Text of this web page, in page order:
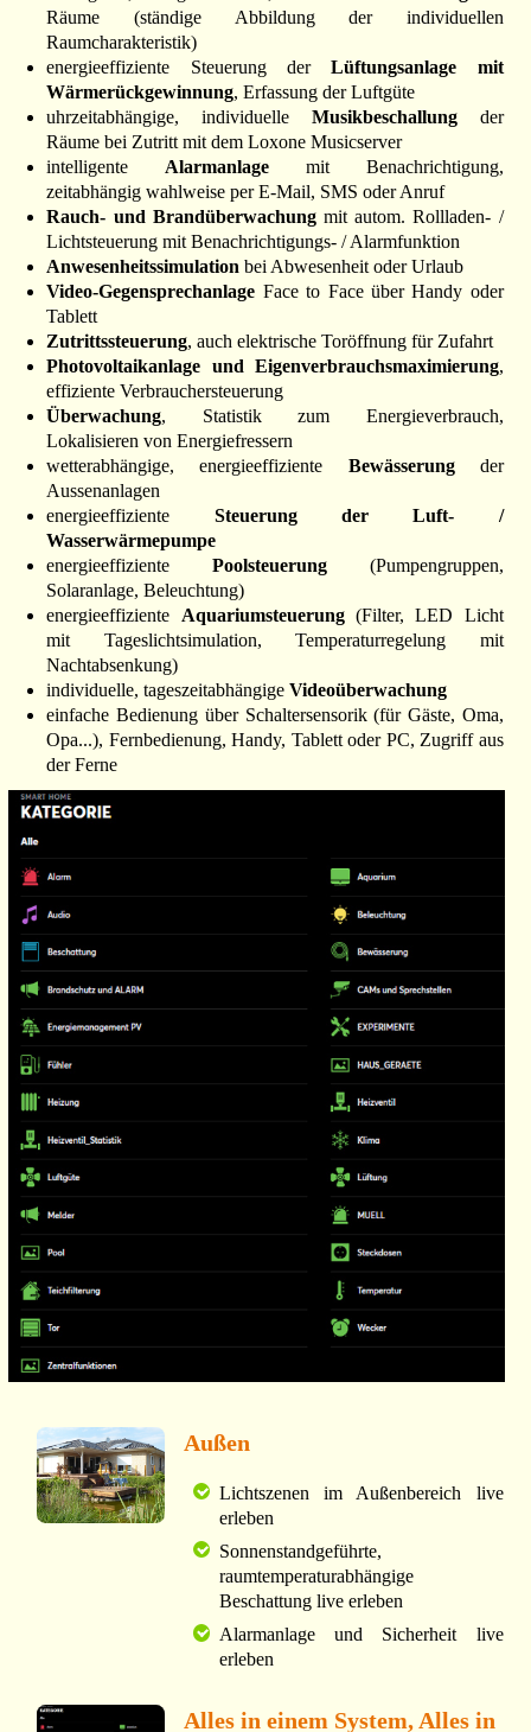
Räume (ständige Abbildung der individuellen
Raumcharakteristik)
energieeffiziente Steuerung derLüftungsanlage mit
Wärmerückgewinnung, Erfassung der Luftgüte
uhrzeitabhängige, individuelle Musikbeschallungder
Räume bei Zutritt mit dem Loxone Musicserver
intelligente Alarmanlage mit Benachrichtigung,
zeitabhängig wahlweise per E-Mail, SMS oder Anruf
Rauch- und Brandüberwachungmit autom. Rollladen- /
Lichtsteuerung mit Benachrichtigungs- / Alarmfunktion
Anwesenheitssimulationbei Abwesenheit oder Urlaub
Video-Gegensprechanlage Face to Face über Handy oder
Tablett
Zutrittssteuerung, auch elektrische Toröffnung für Zufahrt
Photovoltaikanlage und Eigenverbrauchsmaximierung,
effiziente Verbrauchersteuerung
Überwachung, Statistik zum Energieverbrauch,
Lokalisieren von Energiefressern
wetterabhängige, energieeffiziente Bewässerungder
Aussenanlagen
energieeffiziente Steuerung der Luft- /
Wasserwärmepumpe
energieeffiziente Poolsteuerung (Pumpengruppen,
Solaranlage, Beleuchtung)
energieeffiziente Aquariumsteuerung(Filter, LED Licht
mit Tageslichtsimulation, Temperaturregelung mit
Nachtabsenkung)
individuelle, tageszeitabhängigeVideoüberwachung
einfache Bedienung über Schaltersensorik (für Gäste, Oma,
Opa...), Fernbedienung, Handy, Tablett oder PC, Zugriff aus
der Ferne
Außen
Lichtszenen im Außenbereich live
erleben
Sonnenstandgeführte,
raumtemperaturabhängige
Beschattung live erleben
Alarmanlage und Sicherheit live
erleben
Alles in einem System, Alles in